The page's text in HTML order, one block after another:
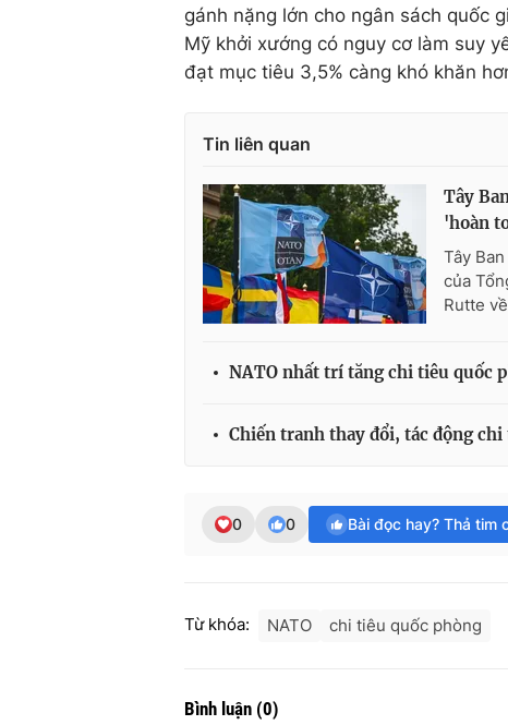
gánh nặng lớn cho ngân sách quốc
Mỹ khởi xướng có nguy cơ làm suy
đạt mục tiêu 3,5% càng khó khăn
Tin liên quan
Tây
'hoàn
Tây
của
Rutte
NATO nhất trí tăng chi tiêu quốc
Chiến tranh thay đổi, tác động
0 0 Bài đọc hay? Thả tim
Từ khóa: NATO chi tiêu quốc phòng
Bình luận (0)